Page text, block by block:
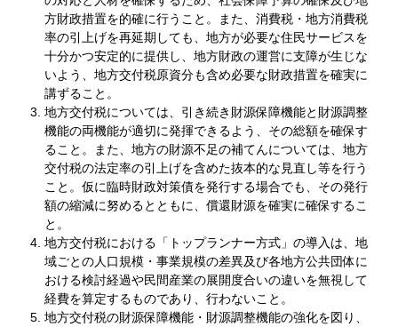
方財政措置を的確に行うこと。また、消費税・地方消費税
率の引上げを再延期しても、地方が必要な住民サービスを
十分かつ安定的に提供し、地方財政の運営に支障が生じな
いよう、地方交付税原資分も含め必要な財政措置を確実に
講ずること。
地方交付税については、引き続き財源保障機能と財源調整
機能の両機能が適切に発揮できるよう、その総額を確保す
ること。また、地方の財源不足の補てんについては、地方
交付税の法定率の引上げを含めた抜本的な見直し等を行う
こと。仮に臨時財政対策債を発行する場合でも、その発行
額の縮減に努めるとともに、償還財源を確実に確保するこ
と。
地方交付税における「トップランナー方式」の導入は、地
域ごとの人口規模・事業規模の差異及び各地方公共団体に
おける検討経過や民間産業の展開度合いの違いを無視して
経費を算定するものであり、行わないこと。
地方交付税の財源保障機能・財源調整機能の強化を図り、